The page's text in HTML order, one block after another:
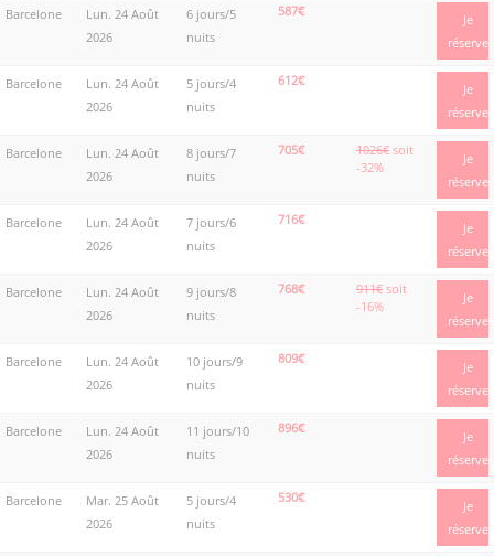
Barcelone
Lun. 24 Août
2026
6 jours/5
nuits
587€
Je
réserve
Barcelone
Lun. 24 Août
2026
5 jours/4
nuits
612€
Je
réserve
Barcelone
Lun. 24 Août
2026
8 jours/7
nuits
705€ 1026€ soit
-32%
Je
réserve
Barcelone
Lun. 24 Août
2026
7 jours/6
nuits
716€
Je
réserve
Barcelone
Lun. 24 Août
2026
9 jours/8
nuits
768€ 911€ soit
-16%
Je
réserve
Barcelone
Lun. 24 Août
2026
10 jours/9
nuits
809€
Je
réserve
Barcelone
Lun. 24 Août
2026
11 jours/10
nuits
896€
Je
réserve
Barcelone
Mar. 25 Août
2026
5 jours/4
nuits
530€
Je
réserve